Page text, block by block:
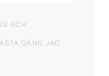
OCH
GÅNG JAG